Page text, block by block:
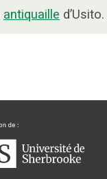
antiquaille d’Usito.